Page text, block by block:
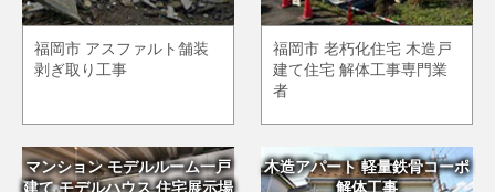
福岡市 アスファルト舗装
剥ぎ取り工事
福岡市 老朽化住宅 木造戸
建て住宅 解体工事専門業
者
マンション モデルルーム一戸
建て モデルハウス 住宅展示場
木造アパート 軽量鉄骨コーポ
解体工事